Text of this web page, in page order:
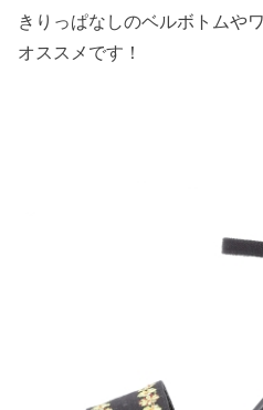
きりっぱなしのベルボトムや
オススメです！